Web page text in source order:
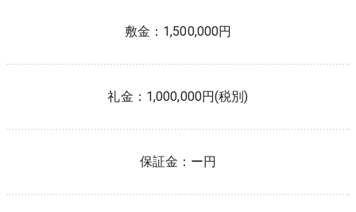
敷金： 1,500,000円
礼金： 1,000,000円(税別)
保証金： ー円